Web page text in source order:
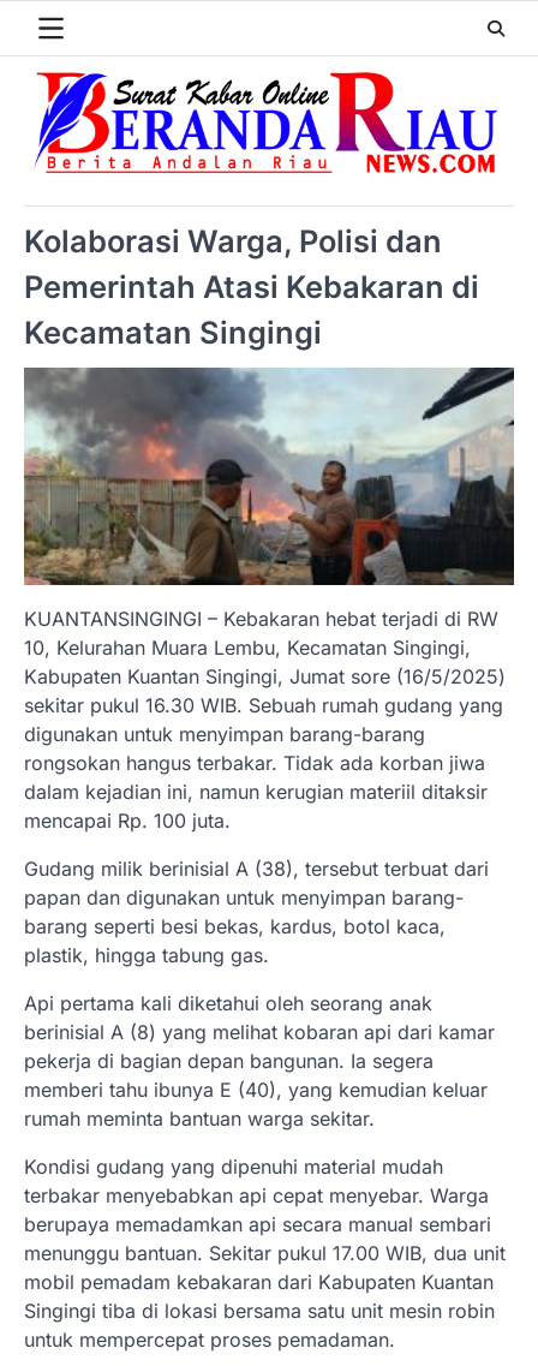
Kolaborasi Warga, Polisi dan
Pemerintah Atasi Kebakaran di
Kecamatan Singingi
KUANTANSINGINGI – Kebakaran hebat terjadi di RW
10, Kelurahan Muara Lembu, Kecamatan Singingi,
Kabupaten Kuantan Singingi, Jumat sore (16/5/2025)
sekitar pukul 16.30 WIB. Sebuah rumah gudang yang
digunakan untuk menyimpan barang-barang
rongsokan hangus terbakar. Tidak ada korban jiwa
dalam kejadian ini, namun kerugian materiil ditaksir
mencapai Rp. 100 juta.
Gudang milik berinisial A (38), tersebut terbuat dari
papan dan digunakan untuk menyimpan barang-
barang seperti besi bekas, kardus, botol kaca,
plastik, hingga tabung gas.
Api pertama kali diketahui oleh seorang anak
berinisial A (8) yang melihat kobaran api dari kamar
pekerja di bagian depan bangunan. Ia segera
memberi tahu ibunya E (40), yang kemudian keluar
rumah meminta bantuan warga sekitar.
Kondisi gudang yang dipenuhi material mudah
terbakar menyebabkan api cepat menyebar. Warga
berupaya memadamkan api secara manual sembari
menunggu bantuan. Sekitar pukul 17.00 WIB, dua unit
mobil pemadam kebakaran dari Kabupaten Kuantan
Singingi tiba di lokasi bersama satu unit mesin robin
untuk mempercepat proses pemadaman.